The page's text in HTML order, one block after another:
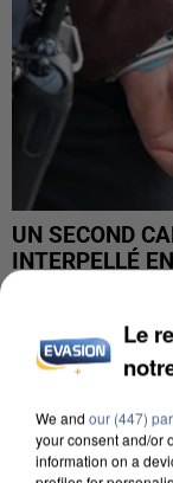
UN SECOND
INTERPELLÉ
Le
We and our (447)
your consent and/or
information on a